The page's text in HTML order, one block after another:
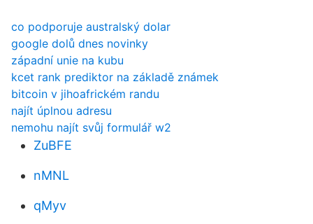
co podporuje australský dolar
google dolů dnes novinky
západní unie na kubu
kcet rank prediktor na základě známek
bitcoin v jihoafrickém randu
najít úplnou adresu
nemohu najít svůj formulář w2
ZuBFE
nMNL
qMyv